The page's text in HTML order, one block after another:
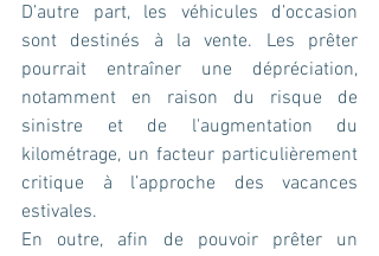
D’autre part, les véhicules d’occasion
sont destinés à la vente. Les prêter
pourrait entraîner une dépréciation,
notamment en raison du risque de
sinistre et de l'augmentation du
kilométrage, un facteur particulièrement
critique à l’approche des vacances
estivales.
En outre, afin de pouvoir prêter un